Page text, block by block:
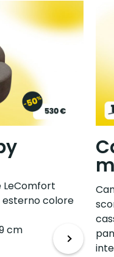
LeComfort
esterno colore
cm